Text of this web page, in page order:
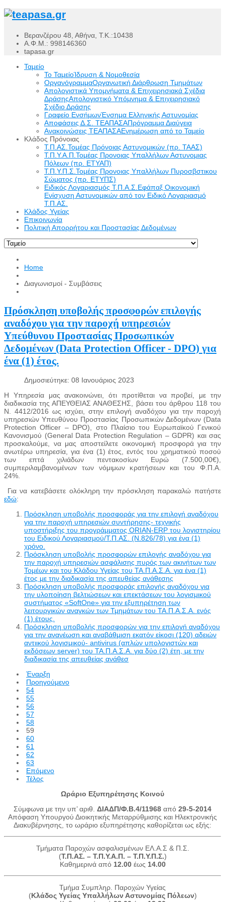
Βερανζέρου 48, Αθήνα, Τ.Κ.:10438
Α.Φ.Μ.: 998146360
tapasa.gr
Ταμείο
Το ΤαμείοΊδρυση & Νομοθεσία
ΟργανόγραμμαΟργανωτική Διάρθρωση Τμημάτων
Απολογιστικά Υπομνήματα & Επιχειρησιακά Σχέδια
ΔράσηςΑπολογιστικό Υπόμνημα & Επιχειρησιακό
Σχέδιο Δράσης
Γραφείο ΕνσήμωνΈνσημα Ελληνικής Αστυνομίας
Αποφάσεις Δ.Σ. ΤΕΑΠΑΣΑΠρόγραμμα Διαύγεια
Ανακοινώσεις ΤΕΑΠΑΣΑΕνημέρωση από το Ταμείο
Κλάδος Πρόνοιας
Τ.Π.ΑΣ.Τομέας Πρόνοιας Αστυνομικών (πρ. ΤΑΑΣ)
Τ.Π.Υ.Α.Π.Τομέας Προνοιας Υπαλλήλων Αστυνομιας
Πόλεων (πρ. ΕΤΥΑΠ)
Τ.Π.Υ.Π.Σ.Τομέας Προνοιας Υπαλλήλων Πυροσβστικου
Σώματος (πρ. ΕΤΥΠΣ)
Ειδικός Λογαριασμός Τ.Π.Α.Σ.Εφάπαξ Οικονομική
Ενίσχυση Αστυνομικών από τον Ειδικό Λογαριασμό
Τ.Π.ΑΣ.
Κλάδος Υγείας
Επικοινωνία
Πολιτική Απορρήτου και Προστασίας Δεδομένων
Home
Διαγωνισμοί - Συμβάσεις
Πρόσκληση υποβολής προσφορών επιλογής
αναδόχου για την παροχή υπηρεσιών
Υπεύθυνου Προστασίας Προσωπικών
Δεδομένων (Data Protection Officer - DPO) για
ένα (1) έτος.
Δημοσιεύτηκε: 08 Ιανουάριος 2023
Η Υπηρεσία μας ανακοινώνει, ότι προτίθεται να προβεί, με την
διαδικασία της ΑΠΕΥΘΕΙΑΣ ΑΝΑΘΕΣΗΣ, βάσει του άρθρου 118 του
Ν. 4412/2016 ως ισχύει, στην επιλογή αναδόχου για την παροχή
υπηρεσιών Υπευθύνου Προστασίας Προσωπικών Δεδομένων (Data
Protection Officer – DPO), στο Πλαίσιο του Ευρωπαϊκού Γενικού
Κανονισμού (General Data Protection Regulation – GDPR) και σας
προσκαλούμε, να μας αποστείλετε οικονομική προσφορά για την
ανωτέρω υπηρεσία, για ένα (1) έτος, εντός του χρηματικού ποσού
των επτά χιλιάδων πεντακοσίων Ευρώ (7.500,00€),
συμπεριλαμβανομένων των νόμιμων κρατήσεων και του Φ.Π.Α.
24%.
Για να κατεβάσετε ολόκληρη την πρόσκληση παρακαλώ πατήστε
εδώ:
Πρόσκληση υποβολής προσφοράς για την επιλογή αναδόχου
για την παροχή υπηρεσιών συντήρησης- τεχνικής
υποστήριξης του προγράμματος ORIAN-ERP του λογιστηρίου
του Ειδικού Λογαριασμού/Τ.Π.ΑΣ. (Ν.826/78) για ένα (1)
χρόνο.
Πρόσκληση υποβολής προσφορών επιλογής αναδόχου για
την παροχή υπηρεσιών ασφάλισης πυρός των ακινήτων των
Τομέων και του Κλάδου Υγείας του ΤΑ.Π.Α.Σ.Α. για ένα (1)
έτος με την διαδικασία της απευθείας ανάθεσης
Πρόσκληση υποβολής προσφοράς επιλογής αναδόχου για
την υλοποίηση βελτιώσεων και επεκτάσεων του λογισμικού
συστήματος «SoftΟne» για την εξυπηρέτηση των
λειτουργικών αναγκών των Τμημάτων του ΤΑ.Π.Α.Σ.Α. ενός
(1) έτους.
Πρόσκληση υποβολής προσφορών για την επιλογή αναδόχου
για την ανανέωση και αναβάθμιση εκατόν είκοσι (120) αδειών
αντιικού λογισμικού- antivirus (απλών υπολογιστών και
εκδόσεων server) του ΤΑ.Π.Α.Σ.Α. για δύο (2) έτη, με την
διαδικασία της απευθείας ανάθεσ
Έναρξη
Προηγούμενο
54
55
56
57
58
59
60
61
62
63
Επόμενο
Τέλος
Ωράριο Εξυπηρέτησης Κοινού
Σύμφωνα με την υπ’ αριθ. ΔΙΑΔΠ/Φ.Β.4/11968 από 29-5-2014
Απόφαση Υπουργού Διοικητικής Μεταρρύθμισης και Ηλεκτρονικής
Διακυβέρνησης, το ωράριο εξυπηρέτησης καθορίζεται ως εξής:
Τμήματα Παροχών ασφαλισμένων ΕΛ.Α.Σ & Π.Σ.
(Τ.Π.ΑΣ. – Τ.Π.Υ.Α.Π. – Τ.Π.Υ.Π.Σ.)
Καθημερινά από 12.00 έως 14.00
Τμήμα Συμπληρ. Παροχών Υγείας
(Κλάδος Υγείας Υπαλλήλων Αστυνομίας Πόλεων)